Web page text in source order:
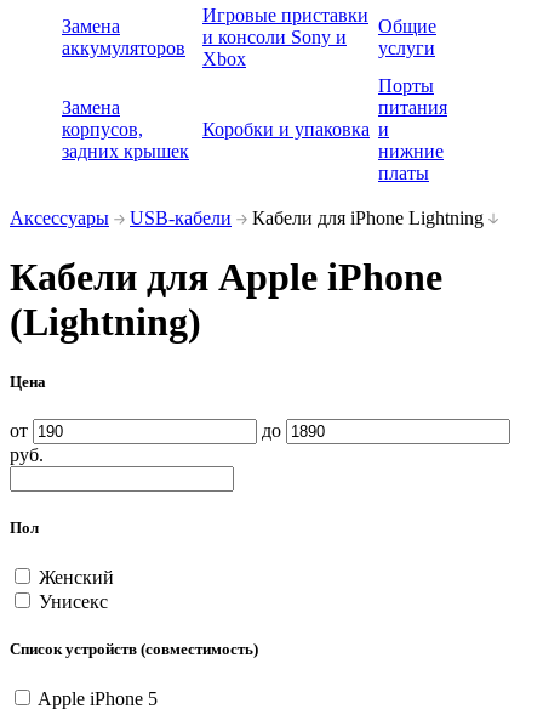
Замена
аккумуляторов
Игровые приставки
и консоли Sony и
Xbox
Общие
услуги
Замена
корпусов,
задних крышек
Коробки и упаковка
Порты
питания
и
нижние
платы
Аксессуары USB-кабели Кабели для iPhone Lightning
Кабели для Apple iPhone
(Lightning)
Цена
от
до
руб.
Пол
Женский
Унисекс
Список устройств (совместимость)
Apple iPhone 5